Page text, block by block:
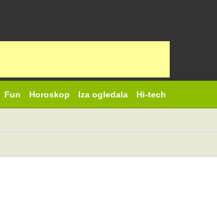
Fun Horoskop Iza ogledala Hi-tech